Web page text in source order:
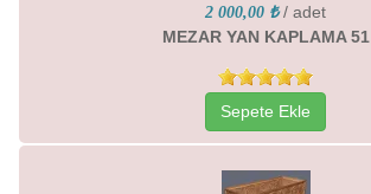
2 000,00 ₺ / adet
MEZAR YAN KAPLAMA 51
Sepete Ekle